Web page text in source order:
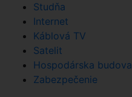
Studňa
Internet
Káblová TV
Satelit
Hospodárska budova
Zabezpečenie